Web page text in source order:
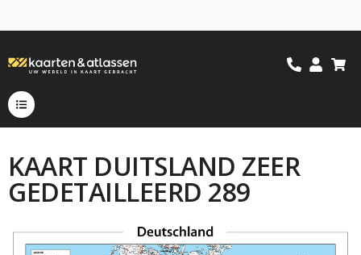
KAART DUITSLAND ZEER
GEDETAILLEERD 289